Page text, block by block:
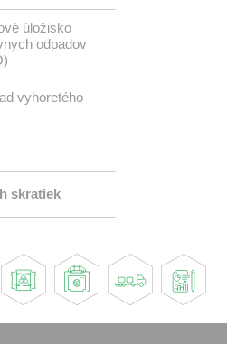
úložisko
odpadov
vyhoretého
skratiek